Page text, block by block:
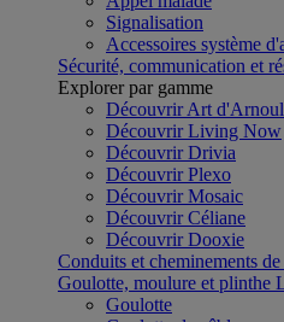
Signalisation
Accessoires système
Sécurité, communication et
Explorer par gamme
Découvrir Art
Découvrir Living Now
Découvrir Drivia
Découvrir Plexo
Découvrir Mosaic
Découvrir Céliane
Découvrir Dooxie
Conduits et cheminements de
Goulotte, moulure et plinthe
Goulotte